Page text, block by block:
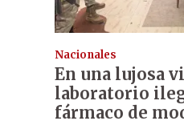
Nacionales
En una lujosa
laboratorio
fármaco de